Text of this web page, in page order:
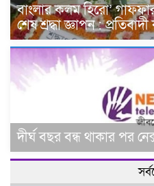
বাংলার কলম হিরো’
শেষ শ্রদ্ধা জ্ঞাপন : প্রতিবাদী
দীর্ঘ বছর বন্ধ থাকার পর